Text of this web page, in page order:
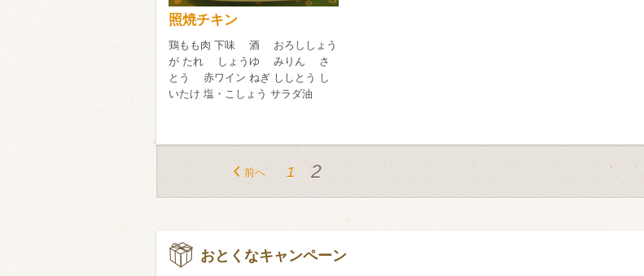
照焼チキン
鶏もも肉 下味 酒 おろししょう
が たれ しょうゆ みりん さ
とう 赤ワイン ねぎ ししとう し
いたけ 塩・こしょう サラダ油
前へ 1 2
おとくなキャンペーン